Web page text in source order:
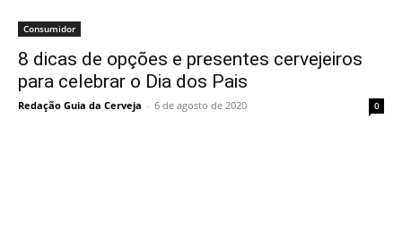
Consumidor
8 dicas de opções e presentes cervejeiros
para celebrar o Dia dos Pais
Redação Guia da Cerveja - 6 de agosto de 2020 0